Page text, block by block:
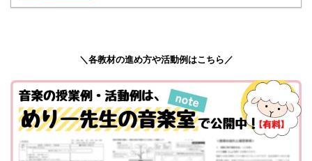
＼各教材の進め方や活動例はこちら／